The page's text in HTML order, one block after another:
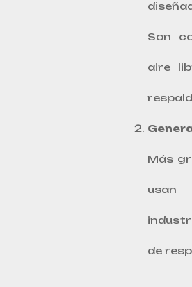
Son
aire
Más
usan
de